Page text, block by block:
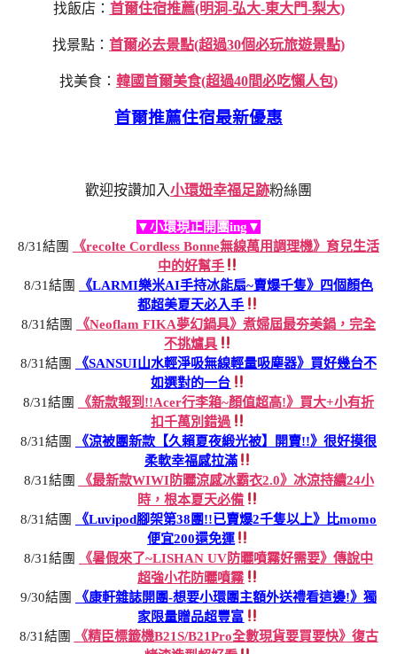
找飯店： 首爾住宿推薦(明洞-弘大-東大門-梨大)
找景點： 首爾必去景點(超過30個必玩旅遊景點)
找美食： 韓國首爾美食(超過40間必吃懶人包)
首爾推薦住宿最新優惠
歡迎按讚加入小環妞幸福足跡粉絲團
▼小環現正開團ing▼
8/31結團
《recolte Cordless Bonne無線萬用調理機》育兒生活
中的好幫手
8/31結團
《LARMI樂米AI手持冰能扇~賣爆千隻》四個顏色
都超美夏天必入手
8/31結團
《Neoflam FIKA夢幻鍋具》煮婦屆最夯美鍋，完全
不挑爐具
8/31結團
《SANSUI山水輕淨吸無線輕量吸塵器》買好幾台不
如選對的一台
8/31結團
《新款報到!!Acer行李箱~顏值超高!》買大+小有折
扣千萬別錯過
8/31結團
《涼被團新款【久賴夏夜緞光被】開賣!!》很好摸很
柔軟幸福感拉滿
8/31結團
《最新款WIWI防曬涼感冰霸衣2.0》冰涼持續24小
時，根本夏天必備
8/31結團
《Luvipod腳架第38團!!已賣爆2千隻以上》比momo
便宜200還免運
8/31結團
《暑假來了~LISHAN UV防曬噴霧好需要》傳說中
超強小花防曬噴霧
9/30結團
《康軒雜誌開團-想要小環團主額外送禮看這邊!》獨
家限量贈品超豐富
8/31結團
《精臣標籤機B21S/B21Pro全數現貨要買要快》復古